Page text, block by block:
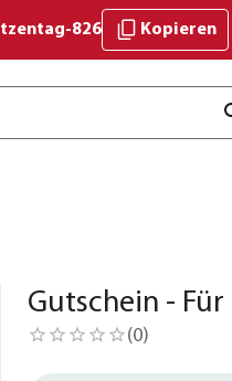
826 Kopieren
Gutschein -
(0)